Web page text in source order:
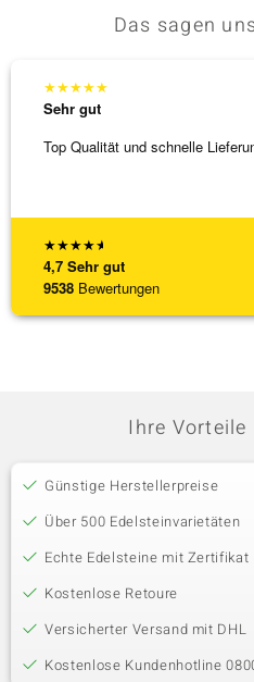
Das sagen
★★★★★
4,7 Sehr gut
9538 Bewertungen
★★★★★
Sehr gut
Top Qualität und schnelle
Ihre
Günstige Herstellerpreise
Über 500 Edelsteinvarietäten
Echte Edelsteine mit Zertifikat
Kostenlose Retoure
Versicherter Versand mit DHL
Kostenlose Kundenhotline